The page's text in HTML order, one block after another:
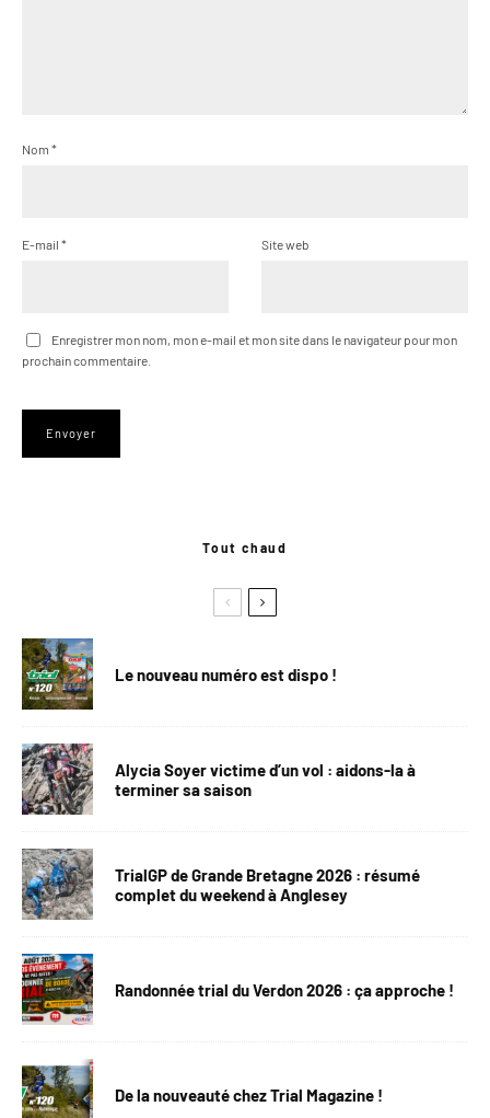
Nom *
E-mail * Site web
Enregistrer mon nom, mon e-mail et mon site dans le navigateur pour mon
prochain commentaire.
Tout chaud
Le nouveau numéro est dispo !
Alycia Soyer victime d’un vol : aidons-la à
terminer sa saison
TrialGP de Grande Bretagne 2026 : résumé
complet du weekend à Anglesey
Randonnée trial du Verdon 2026 : ça approche !
De la nouveauté chez Trial Magazine !